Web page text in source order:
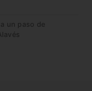
un paso de